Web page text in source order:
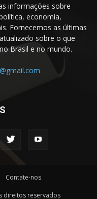
informações sobre
economia,
Fornecemos as últimas
sobre o que
Brasil e no mundo.
Contate-nos
direitos reservados